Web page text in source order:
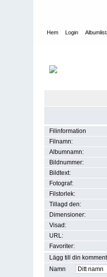
Hem Login
Filinformation
Filnamn:
Albumnamn:
Bildnummer:
Bildtext:
Fotograf:
Filstorlek:
Tillagd den:
Dimensioner:
Visad:
URL:
Favoriter:
Lägg till din
Namn